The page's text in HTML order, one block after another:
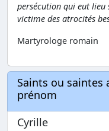
persécution qui eut lieu
victime des atrocités
Martyrologe romain
Saints ou saintes
prénom
Cyrille